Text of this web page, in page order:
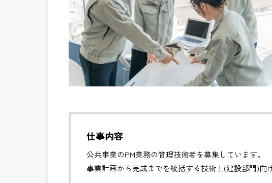
仕事内容
公共事業のPM業務の管理技術者を募集しています。
事業計画から完成までを統括する技術士(建設部門)向